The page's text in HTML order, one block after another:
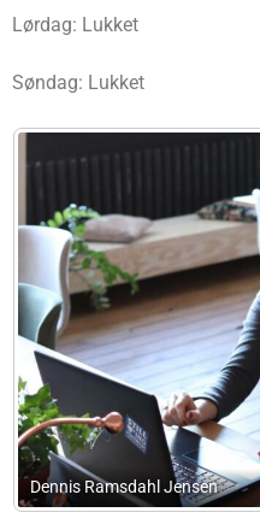
Lørdag: Lukket
Søndag: Lukket